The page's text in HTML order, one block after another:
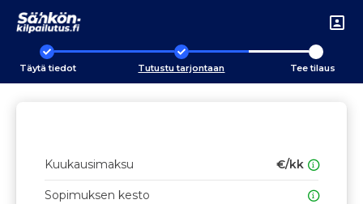
Täytä tiedot Tutustu tarjontaan Tee tilaus
Kuukausimaksu €/kk
Sopimuksen kesto